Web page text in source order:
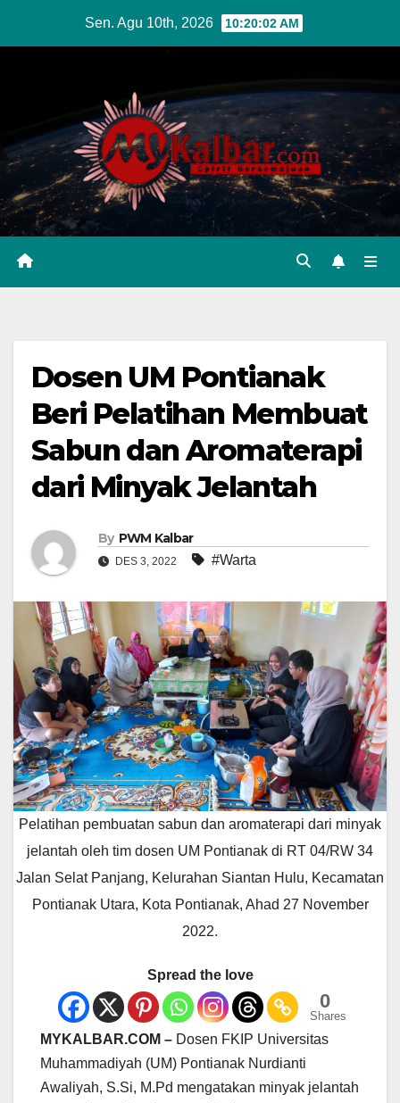
Sen. Agu 10th, 2026 10:20:03 AM
Dosen UM Pontianak
Beri Pelatihan Membuat
Sabun dan Aromaterapi
dari Minyak Jelantah
By PWM Kalbar
DES 3, 2022 #Warta
Pelatihan pembuatan sabun dan aromaterapi dari minyak
jelantah oleh tim dosen UM Pontianak di RT 04/RW 34
Jalan Selat Panjang, Kelurahan Siantan Hulu, Kecamatan
Pontianak Utara, Kota Pontianak, Ahad 27 November
2022.
Spread the love
0
Shares
MYKALBAR.COM – Dosen FKIP Universitas
Muhammadiyah (UM) Pontianak Nurdianti
Awaliyah, S.Si, M.Pd mengatakan minyak jelantah